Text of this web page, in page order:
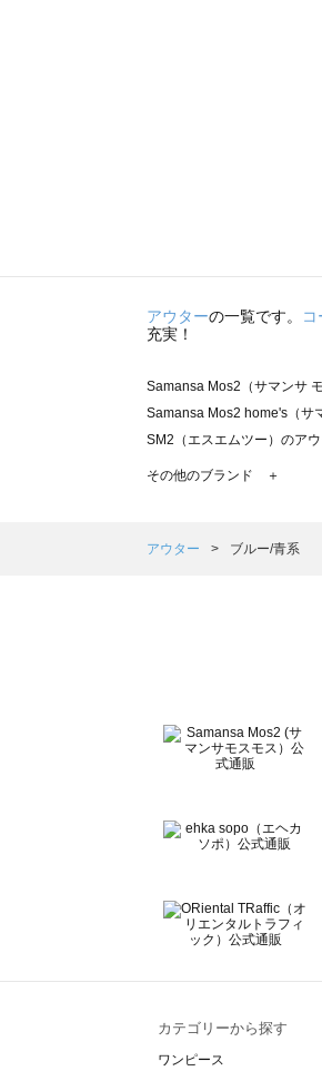
アウターの一覧です。 コ
充実！
Samansa Mos2（サマンサ
Samansa Mos2 home's（サ
SM2（エスエムツー）のア
TSUHARU by Samansa
Samansa Mos2 Lagom（サ
BETTY'S BLUE（べティー
Wpc.（ワールドパーティー
その他のブランド ＋
アウター ブルー/青系
カテゴリーから探す
ワンピース